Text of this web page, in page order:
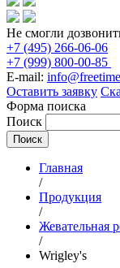
Не смогли
+7 (495) 266-06-06
+7 (999) 800-00-85
E-mail:
Оставить заявку
Форма поиска
Поиск
Главная
/
Продукция
/
Жевательная
/
Wrigley's